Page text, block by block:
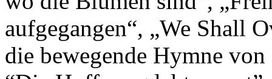
aufgegangen“, „We Shall
die bewegende Hymne